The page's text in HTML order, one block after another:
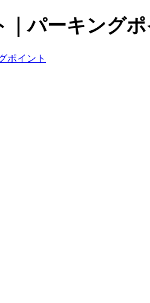
パーキングポ
ポイント